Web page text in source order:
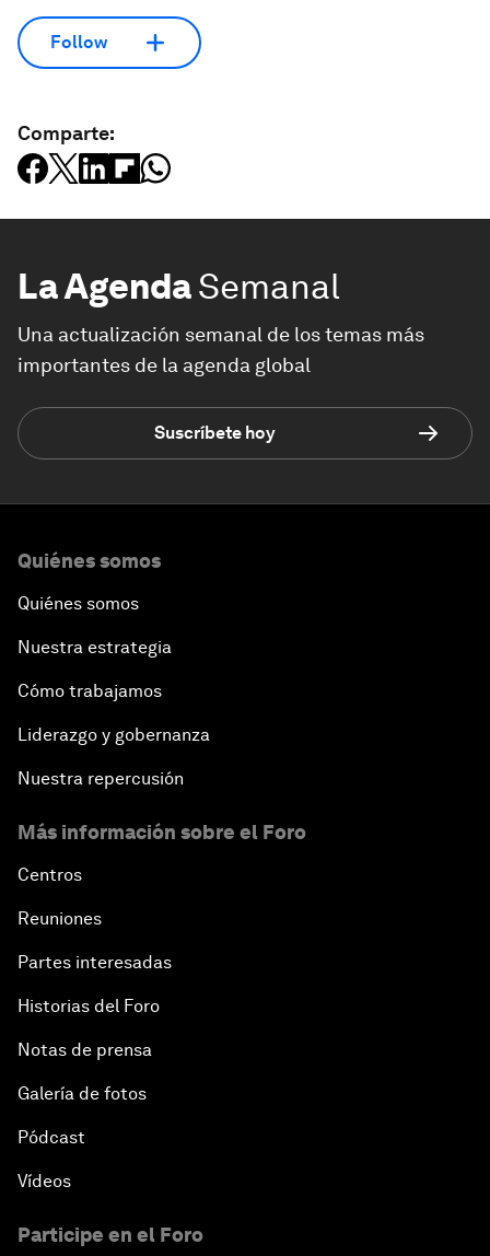
Follow
Comparte:
La AgendaSemanal
Una actualización semanal de los temas más
importantes de la agenda global
Suscríbete hoy
Quiénes somos
Quiénes somos
Nuestra estrategia
Cómo trabajamos
Liderazgo y gobernanza
Nuestra repercusión
Más información sobre el Foro
Centros
Reuniones
Partes interesadas
Historias del Foro
Notas de prensa
Galería de fotos
Pódcast
Vídeos
Participe en el Foro